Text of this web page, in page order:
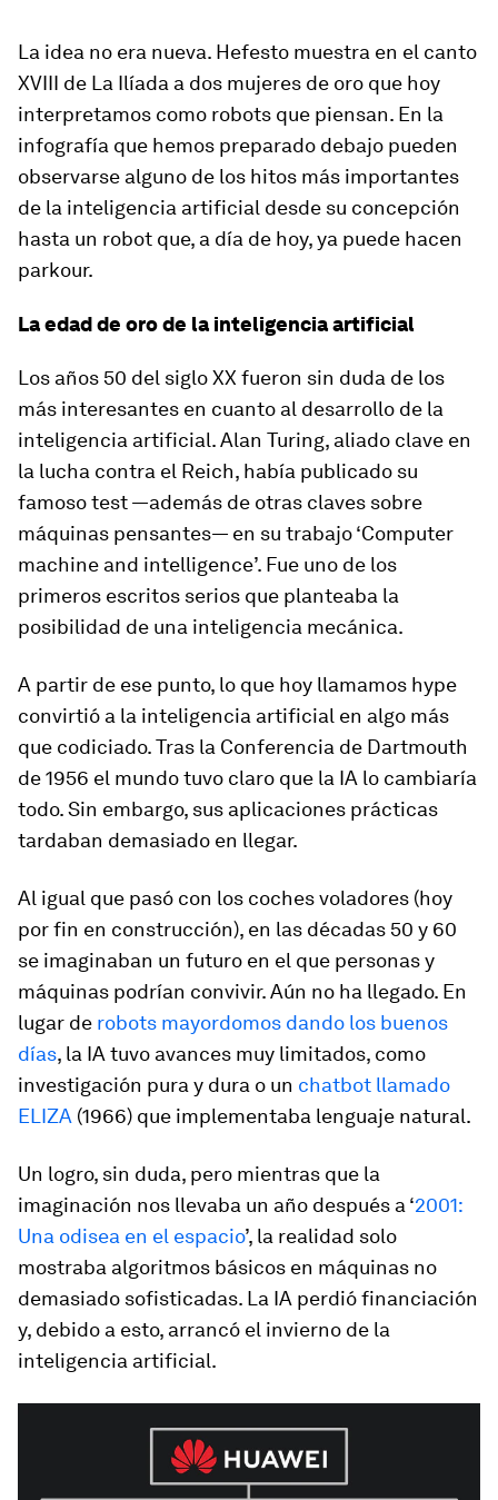
La idea no era nueva. Hefesto muestra en el canto
XVIII de La Ilíada a dos mujeres de oro que hoy
interpretamos como robots que piensan. En la
infografía que hemos preparado debajo pueden
observarse alguno de los hitos más importantes
de la inteligencia artificial desde su concepción
hasta un robot que, a día de hoy, ya puede hacen
parkour.
La edad de oro de la inteligencia artificial
Los años 50 del siglo XX fueron sin duda de los
más interesantes en cuanto al desarrollo de la
inteligencia artificial. Alan Turing, aliado clave en
la lucha contra el Reich, había publicado su
famoso test —además de otras claves sobre
máquinas pensantes— en su trabajo ‘Computer
machine and intelligence’. Fue uno de los
primeros escritos serios que planteaba la
posibilidad de una inteligencia mecánica.
A partir de ese punto, lo que hoy llamamos hype
convirtió a la inteligencia artificial en algo más
que codiciado. Tras la Conferencia de Dartmouth
de 1956 el mundo tuvo claro que la IA lo cambiaría
todo. Sin embargo, sus aplicaciones prácticas
tardaban demasiado en llegar.
Al igual que pasó con los coches voladores (hoy
por fin en construcción), en las décadas 50 y 60
se imaginaban un futuro en el que personas y
máquinas podrían convivir. Aún no ha llegado. En
lugar de robots mayordomos dando los buenos
días, la IA tuvo avances muy limitados, como
investigación pura y dura o un chatbot llamado
ELIZA (1966) que implementaba lenguaje natural.
Un logro, sin duda, pero mientras que la
imaginación nos llevaba un año después a ‘2001:
Una odisea en el espacio’, la realidad solo
mostraba algoritmos básicos en máquinas no
demasiado sofisticadas. La IA perdió financiación
y, debido a esto, arrancó el invierno de la
inteligencia artificial.